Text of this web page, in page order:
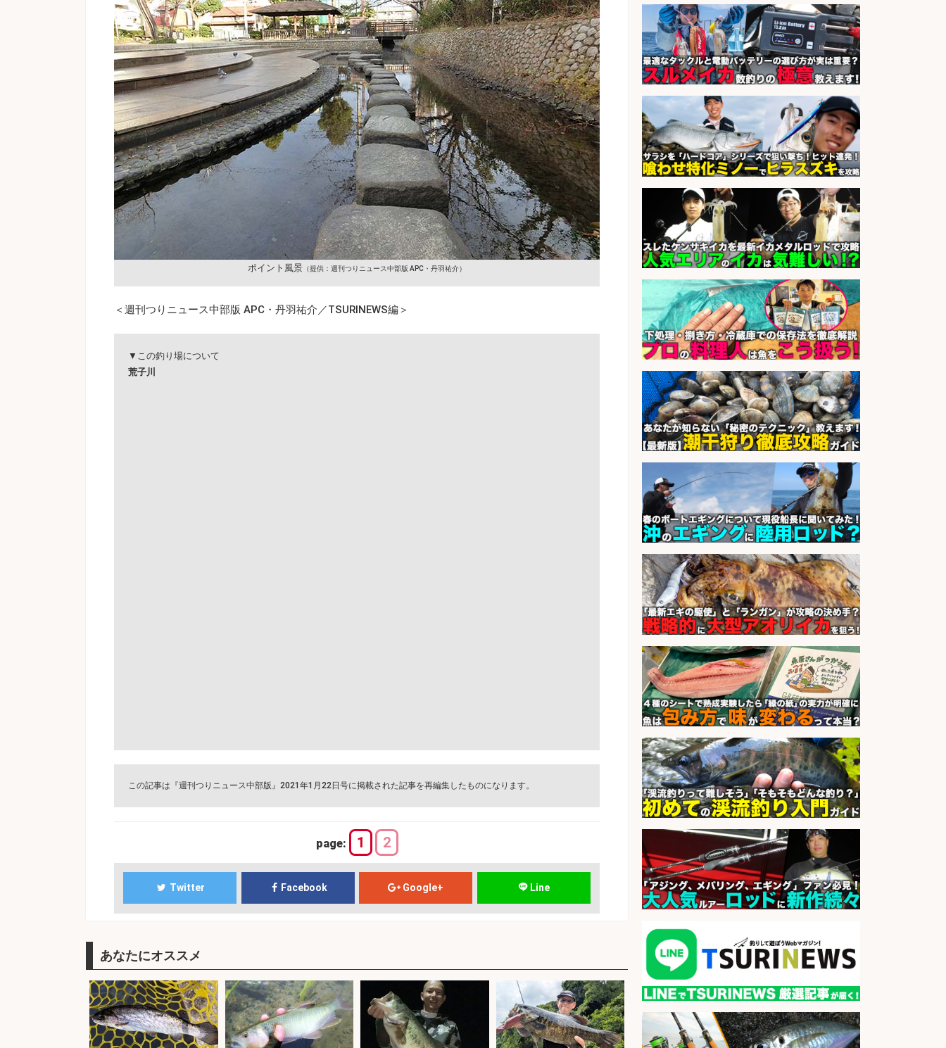
ポイント風景 （提供：週刊つりニュース中部版 APC・丹羽祐介）
＜週刊つりニュース中部版 APC・丹羽祐介／TSURINEWS編＞
▼この釣り場について
荒子川
この記事は『週刊つりニュース中部版』2021年1月22日号に掲載された記事を再編集したものになります。
page: 1 2
Twitter Facebook Google+ Line
あなたにオススメ
sponsored by 求人ボックス
日払いOKで即日収入/軽作業・物流
その他/「9月末までの短期」釣り具
のピッキング作業など/残業少なめ/
日勤&土日休み/未経験OK!
会社名
UTエージェント株式会社 関西第
二CU
sponsored by 求人ボックス
さらに求人情報を見る